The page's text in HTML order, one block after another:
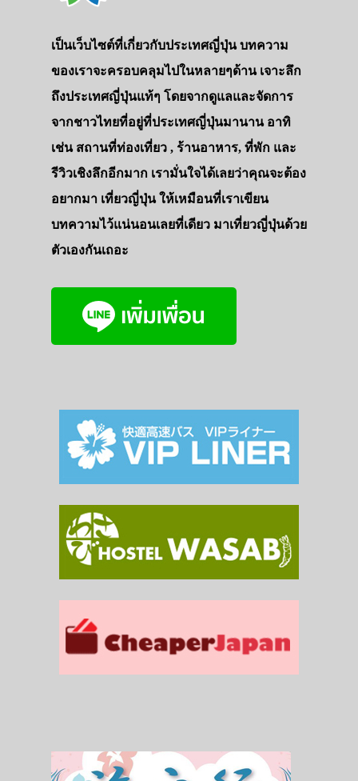
เป็นเว็บไซต์ที่เกี่ยวกับประเทศญี่ปุ่น บทความ
ของเราจะครอบคลุมไปในหลายๆด้าน เจาะลึก
ถึงประเทศญี่ปุ่นแท้ๆ โดยจากดูแลและจัดการ
จากชาวไทยที่อยู่ที่ประเทศญี่ปุ่นมานาน อาทิ
เช่น สถานที่ท่องเที่ยว , ร้านอาหาร, ที่พัก และ
รีวิวเชิงลึกอีกมาก เรามั่นใจได้เลยว่าคุณจะต้อง
อยากมา เที่ยวญี่ปุ่น ให้เหมือนที่เราเขียน
บทความไว้แน่นอนเลยที่เดียว มาเที่ยวญี่ปุ่นด้วย
ตัวเองกันเถอะ